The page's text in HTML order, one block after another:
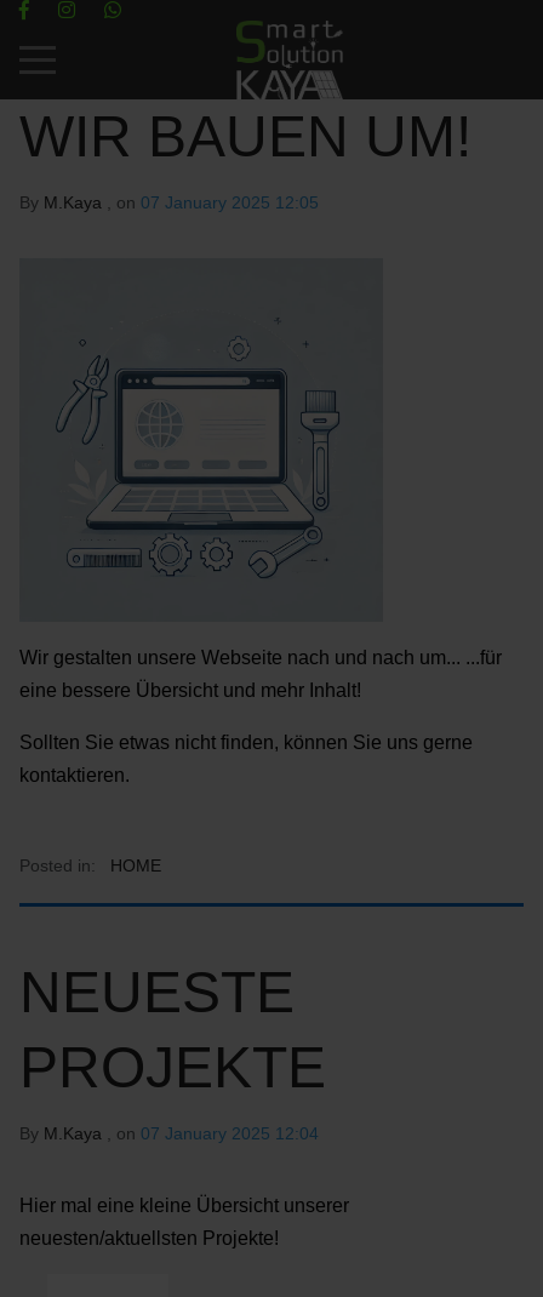
Mobile Menu Toggle
WIR BAUEN UM!
By M.Kaya , on 07 January 2025 12:05
Wir gestalten unsere Webseite nach und nach um... ...für
eine bessere Übersicht und mehr Inhalt!
Sollten Sie etwas nicht finden, können Sie uns gerne
kontaktieren.
Posted in: HOME
NEUESTE
PROJEKTE
By M.Kaya , on 07 January 2025 12:04
Hier mal eine kleine Übersicht unserer
neuesten/aktuellsten Projekte!